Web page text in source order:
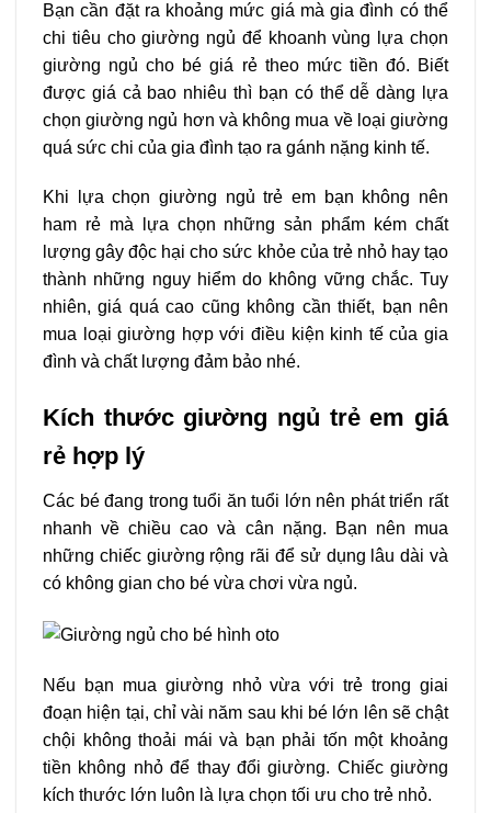
Bạn cần đặt ra khoảng mức giá mà gia đình có thể
chi tiêu cho giường ngủ để khoanh vùng lựa chọn
giường ngủ cho bé giá rẻ theo mức tiền đó. Biết
được giá cả bao nhiêu thì bạn có thể dễ dàng lựa
chọn giường ngủ hơn và không mua về loại giường
quá sức chi của gia đình tạo ra gánh nặng kinh tế.
Khi lựa chọn giường ngủ trẻ em bạn không nên
ham rẻ mà lựa chọn những sản phẩm kém chất
lượng gây độc hại cho sức khỏe của trẻ nhỏ hay tạo
thành những nguy hiểm do không vững chắc. Tuy
nhiên, giá quá cao cũng không cần thiết, bạn nên
mua loại giường hợp với điều kiện kinh tế của gia
đình và chất lượng đảm bảo nhé.
Kích thước giường ngủ trẻ em giá
rẻ hợp lý
Các bé đang trong tuổi ăn tuổi lớn nên phát triển rất
nhanh về chiều cao và cân nặng. Bạn nên mua
những chiếc giường rộng rãi để sử dụng lâu dài và
có không gian cho bé vừa chơi vừa ngủ.
Nếu bạn mua giường nhỏ vừa với trẻ trong giai
đoạn hiện tại, chỉ vài năm sau khi bé lớn lên sẽ chật
chội không thoải mái và bạn phải tốn một khoảng
tiền không nhỏ để thay đổi giường. Chiếc giường
kích thước lớn luôn là lựa chọn tối ưu cho trẻ nhỏ.